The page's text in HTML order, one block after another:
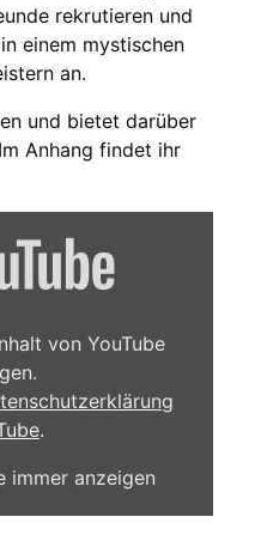
rekrutieren und
einem mystischen
an.
und bietet darüber
Anhang findet ihr
von YouTube
.
immer anzeigen